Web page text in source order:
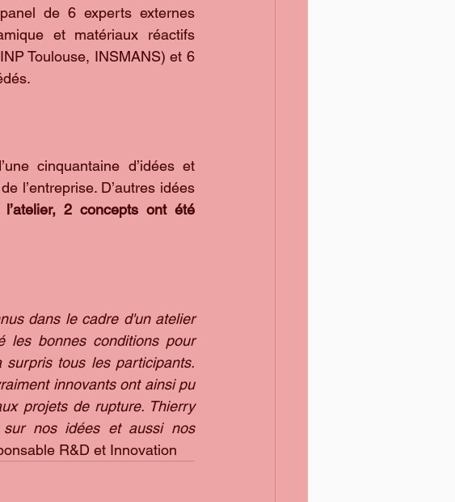
de 6 experts externes
et matériaux réactifs
Toulouse, INSMANS) et 6
cinquantaine d’idées et
l’entreprise. D’autres idées
2 concepts ont été
dans le cadre d'un atelier
les bonnes conditions pour
tous les participants.
innovants ont ainsi pu
projets de rupture. Thierry
sur nos idées et aussi nos
R&D et Innovation